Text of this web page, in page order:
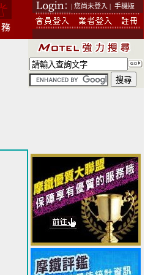
| 您尚未登入 | 手機版